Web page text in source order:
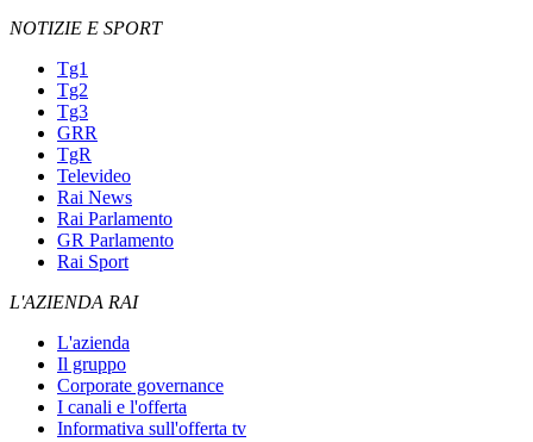
NOTIZIE E SPORT
Tg1
Tg2
Tg3
GRR
TgR
Televideo
Rai News
Rai Parlamento
GR Parlamento
Rai Sport
L'AZIENDA RAI
L'azienda
Il gruppo
Corporate governance
I canali e l'offerta
Informativa sull'offerta tv